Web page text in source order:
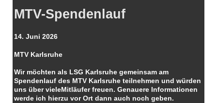
MTV-Spendenlauf
14. Juni 2026
MTV Karlsruhe
Wir möchten als LSG Karlsruhe gemeinsam am
Spendenlauf des MTV Karlsruhe teilnehmen und würden
uns über vieleMitläufer freuen. Genauere Informationen
werde ich hierzu vor Ort dann auch noch geben.